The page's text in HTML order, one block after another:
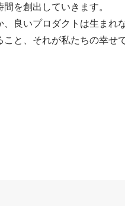
を創出していきます。
良いプロダクトは生まれな
と、それが私たちの幸せ